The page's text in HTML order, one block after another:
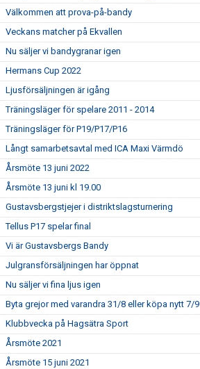
Välkommen att prova-på-bandy
Veckans matcher på Ekvallen
Nu säljer vi bandygranar igen
Hermans Cup 2022
Ljusförsäljningen är igång
Träningsläger för spelare 2011 - 2014
Träningsläger för P19/P17/P16
Långt samarbetsavtal med ICA Maxi Värmdö
Årsmöte 13 juni 2022
Årsmöte 13 juni kl 19.00
Gustavsbergstjejer i distriktslagsturnering
Tellus P17 spelar final
Vi är Gustavsbergs Bandy
Julgransförsäljningen har öppnat
Nu säljer vi fina ljus igen
Byta grejor med varandra 31/8 eller köpa nytt 7/9
Klubbvecka på Hagsätra Sport
Årsmöte 2021
Årsmöte 15 juni 2021